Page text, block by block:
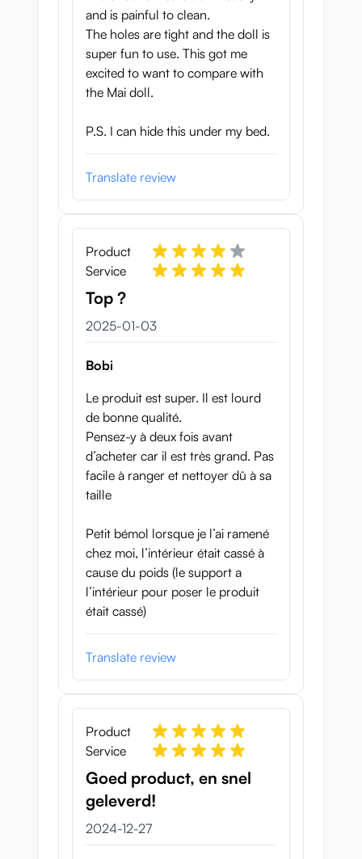
Sammanfattning Demon
Slayer Nezuko Sex Doll
Torso
nezuko i form av en demon har allt du kan
begära: fantastiska material, stimulerande
och varierande tunnlar, mjuka bröst och en
skämma bort dig själv med något speciellt
kan det här vara något för dig!
10 kg tung överkroppsdocka
2 tunnlar
Har skelettstruktur och mjuka bröst som
känns som gele
förvaring
Bröstets omkrets: 68 cm
Midjeomfång: 46 cm
Höftomkrets: 72 cm
Vaginal tunnellängd: cirka 15 cm
Anal tunnel längd: ca 15 cm
Längd torso: 52 cm
Bredd torso (höft-höft): 27 cm
Vikt: 10,1 kg
and is painful to clean.
The holes are tight and the doll is
super fun to use. This got me
excited to want to compare with
the Mai doll.
P.S. I can hide this under my bed.
Translate review
Product
Service
Top ?
3 januari 2025
2025-01-03
Bobi
Le produit est super. Il est lourd
de bonne qualité.
Pensez-y à deux fois avant
d’acheter car il est très grand. Pas
facile à ranger et nettoyer dû à sa
taille
Petit bémol lorsque je l’ai ramené
chez moi, l’intérieur était cassé à
cause du poids (le support a
l’intérieur pour poser le produit
était cassé)
Translate review
Product
Service
Goed product, en snel
geleverd!
27 december 2024
2024-12-27